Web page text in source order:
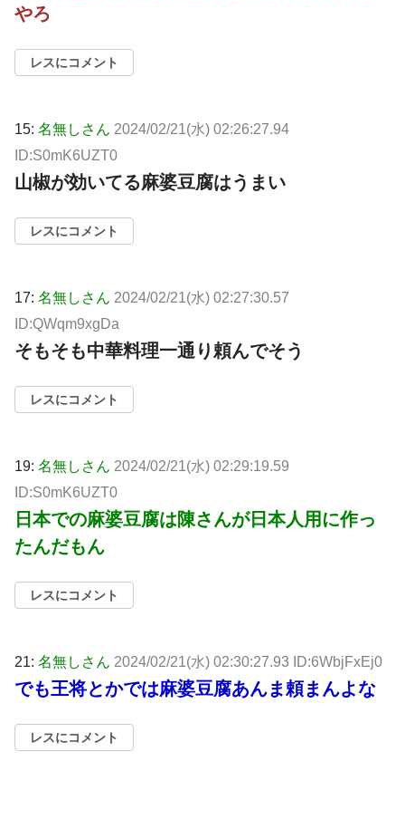
やろ
レスにコメント
15: 名無しさん 2024/02/21(水) 02:26:27.94
ID:S0mK6UZT0
山椒が効いてる麻婆豆腐はうまい
レスにコメント
17: 名無しさん 2024/02/21(水) 02:27:30.57
ID:QWqm9xgDa
そもそも中華料理一通り頼んでそう
レスにコメント
19: 名無しさん 2024/02/21(水) 02:29:19.59
ID:S0mK6UZT0
日本での麻婆豆腐は陳さんが日本人用に作っ
たんだもん
レスにコメント
21: 名無しさん 2024/02/21(水) 02:30:27.93 ID:6WbjFxEj0
でも王将とかでは麻婆豆腐あんま頼まんよな
レスにコメント